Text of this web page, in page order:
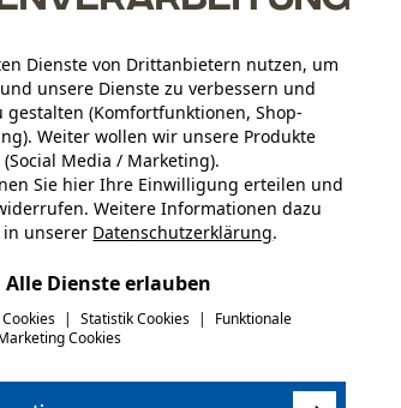
Abonnieren Sie
Ich habe die
einverstanden. *
Dienste von Drittanbietern nutzen, um
unsere Dienste zu verbessern und
gestalten (Komfortfunktionen, Shop-
Weiter wollen wir unsere Produkte
Media / Marketing).
Sie hier Ihre Einwilligung erteilen und
Weitere Informationen dazu
in unserer Datenschutzerklärung.
Alle Dienste erlauben
| Statistik Cookies |
Funktionale
Cookies
Fehler aufgetreten. Bitte
Sie es erneut.